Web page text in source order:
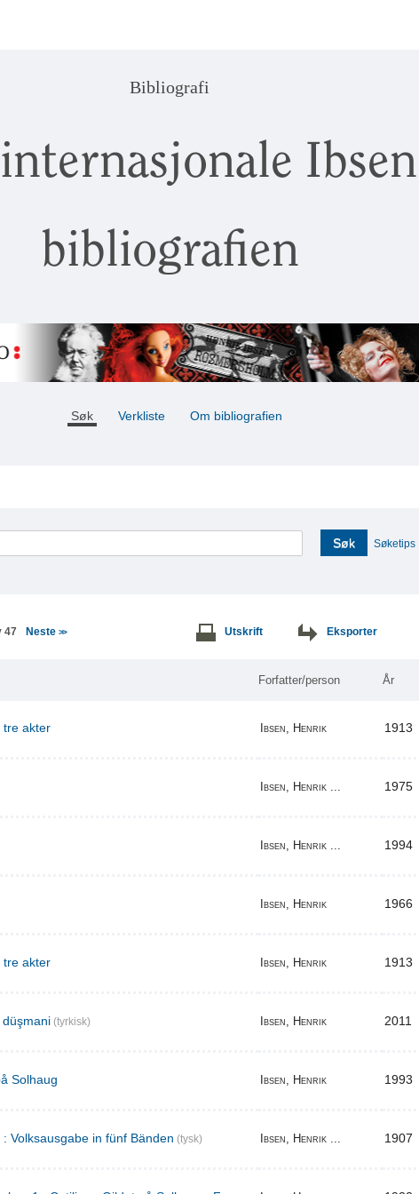
Bibliografi
bibliografien
Søk Verkliste Om bibliografien
Søk Søketips
47 Neste>> Utskrift Eksporter
Forfatter/person År
tre akter Ibsen, Henrik 1913
Ibsen, Henrik ... 1975
Ibsen, Henrik ... 1994
Ibsen, Henrik 1966
tre akter Ibsen, Henrik 1913
(tyrkisk) Ibsen, Henrik 2011
Solhaug Ibsen, Henrik 1993
Volksausgabe in fünf Bänden (tysk) Ibsen, Henrik ... 1907